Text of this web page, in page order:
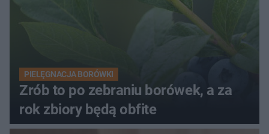
PIELĘGNACJA BORÓWKI
Zrób to po zebraniu borówek, a za
rok zbiory będą obfite